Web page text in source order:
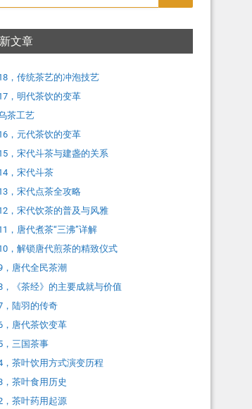
文章
，传统茶艺的冲泡技艺
，明代茶饮的变革
茶工艺
，元代茶饮的变革
，宋代斗茶与建盏的关系
，宋代斗茶
，宋代点茶全攻略
，宋代饮茶的普及与风雅
，唐代煮茶“三沸”详解
，解锁唐代煎茶的精致仪式
，唐代全民茶潮
，《茶经》的主要成就与价值
，陆羽的传奇
，唐代茶饮变革
，三国茶事
，茶叶饮用方式演变历程
，茶叶食用历史
，茶叶药用起源